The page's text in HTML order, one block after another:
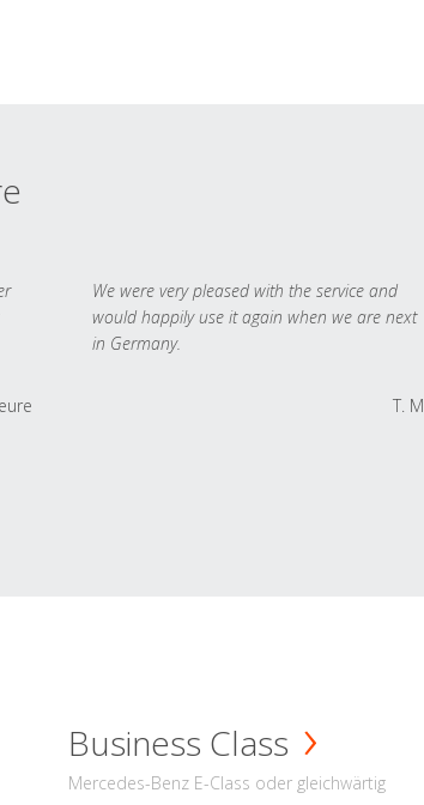
We were very pleased with the service and
would happily use it again when we are next
in Germany.
T. M.
Business Class
Mercedes-Benz E-Class oder gleichwärtig